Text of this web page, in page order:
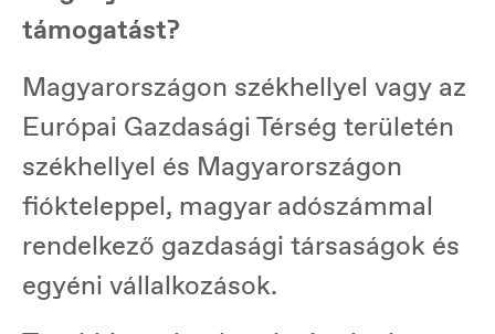
támogatást?
Magyarországon székhellyel vagy az
Európai Gazdasági Térség területén
székhellyel és Magyarországon
fiókteleppel, magyar adószámmal
rendelkező gazdasági társaságok és
egyéni vállalkozások.